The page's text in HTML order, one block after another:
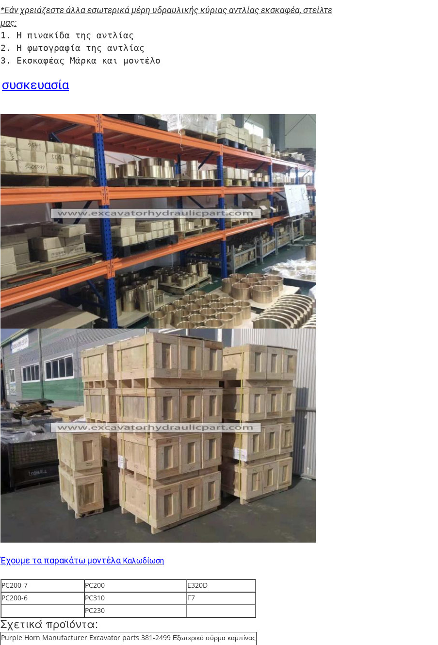
*Εάν χρειάζεστε άλλα εσωτερικά μέρη υδραυλικής κύριας αντλίας εκσκαφέα, στείλτε
μας:
1. Η πινακίδα της αντλίας
2. Η φωτογραφία της αντλίας
3. Εκσκαφέας Μάρκα και μοντέλο
συσκευασία
Έχουμε τα παρακάτω μοντέλα Καλωδίωση
PC200-7 PC200
E320D
PC200-6
PC310
Γ7
PC230
Σχετικά προϊόντα:
Purple Horn Manufacturer Excavator parts 381-2499 Εξωτερικό σύρμα καμπίνας